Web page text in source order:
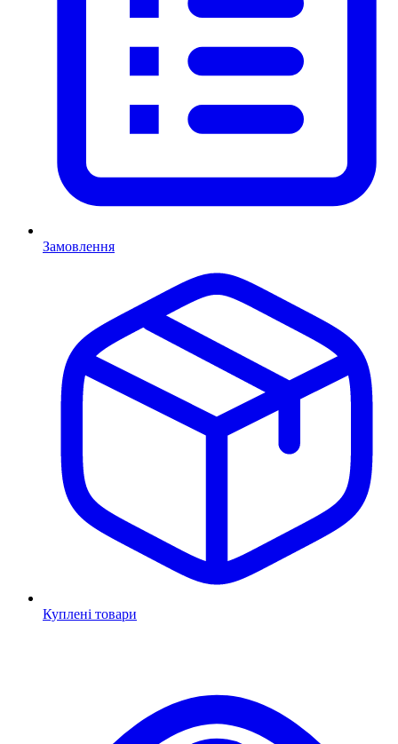
Замовлення
Куплені товари